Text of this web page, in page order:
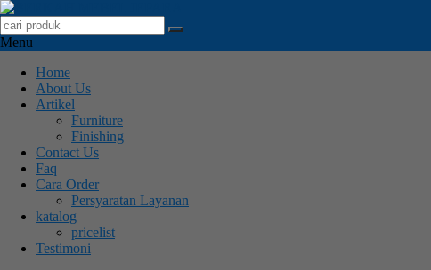
Menu
Home
About Us
Artikel
Furniture
Finishing
Contact Us
Faq
Cara Order
Persyaratan Layanan
katalog
pricelist
Testimoni